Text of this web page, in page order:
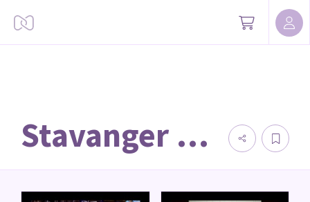
Stavanger Open 2025